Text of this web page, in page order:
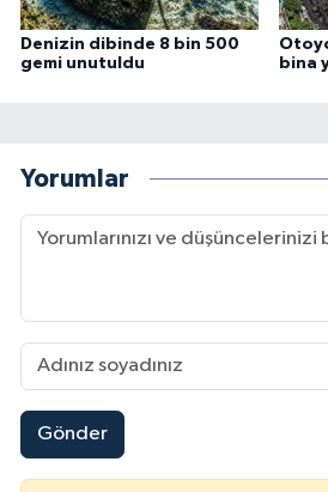
Denizin dibinde 8 bin 500
gemi unutuldu
bina
Yorumlar
Gönder